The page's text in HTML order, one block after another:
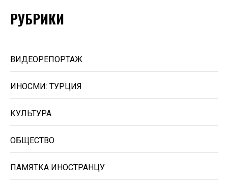
РУБРИКИ
ВИДЕОРЕПОРТАЖ
ИНОСМИ: ТУРЦИЯ
КУЛЬТУРА
ОБЩЕСТВО
ПАМЯТКА ИНОСТРАНЦУ